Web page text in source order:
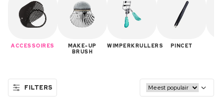
ACCESSOIRES
MAKE-UP
BRUSH
WIMPERKRULLERS PINCET
FILTERS